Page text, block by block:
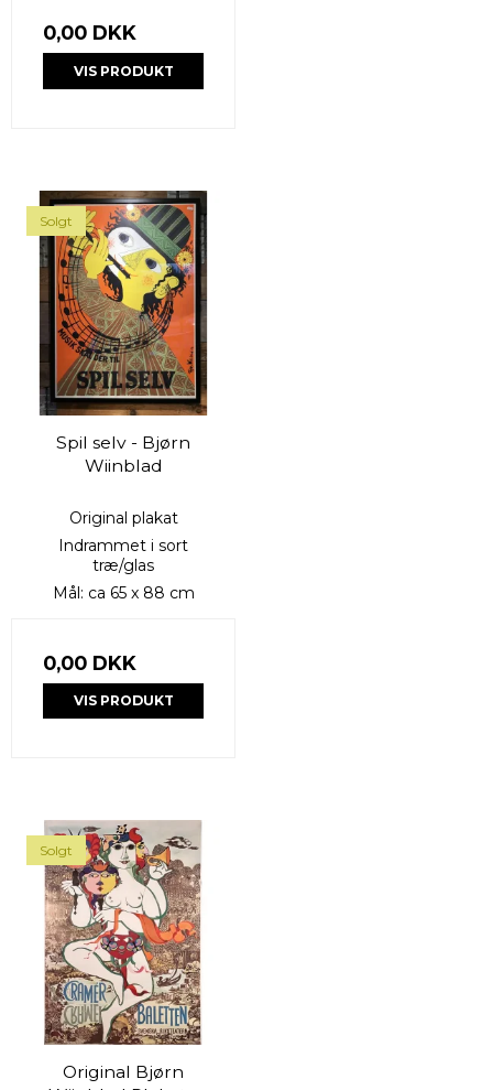
0,00 DKK
VIS PRODUKT
Solgt
Spil selv - Bjørn
Wiinblad
Original plakat
Indrammet i sort
træ/glas
Mål: ca 65 x 88 cm
0,00 DKK
VIS PRODUKT
Solgt
Original Bjørn